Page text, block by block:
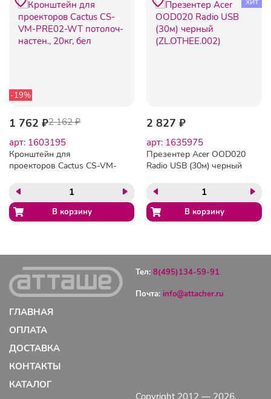
-19%
1 762 ₽2 162 ₽
арт: 1603195
Кронштейн для
проекторов Cactus CS-VM-
настен., 20кг, бел
2 827 ₽
арт: 1635975
Презентер Acer OOD020
Radio USB (30м) черный
Тел: 8(495)134-59-91
Почта: info@attacher.ru
ГЛАВНАЯ
ОПЛАТА
ДОСТАВКА
КОНТАКТЫ
КАТАЛОГ
Copyright 2012 — 2026.